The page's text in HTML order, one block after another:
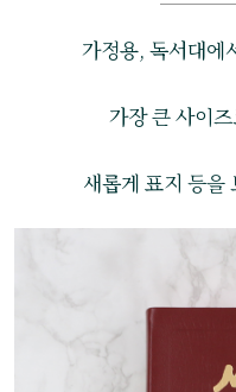
가정용, 독서대에
가장 큰 사이
새롭게 표지 등을